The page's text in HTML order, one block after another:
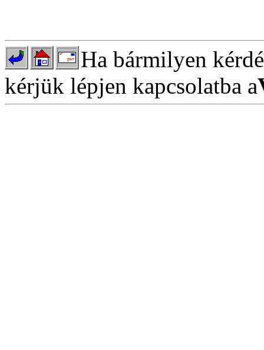
Ha bármilyen
kérjük lépjen kapcsolatba a